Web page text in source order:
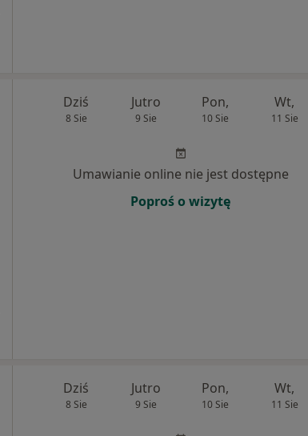
Dziś
8 Sie
Jutro
9 Sie
Pon,
10 Sie
Wt,
11 Sie
Umawianie online nie jest dostępne
Poproś o wizytę
Dziś
8 Sie
Jutro
9 Sie
Pon,
10 Sie
Wt,
11 Sie